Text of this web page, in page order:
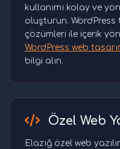
kullanımı kolay ve
oluşturun. WordPress
çözümleri ile içerik
WordPress web
bilgi alın.
Özel Web
Elazığ özel web